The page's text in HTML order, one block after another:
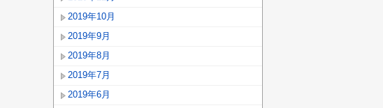
2019年10月
2019年9月
2019年8月
2019年7月
2019年6月